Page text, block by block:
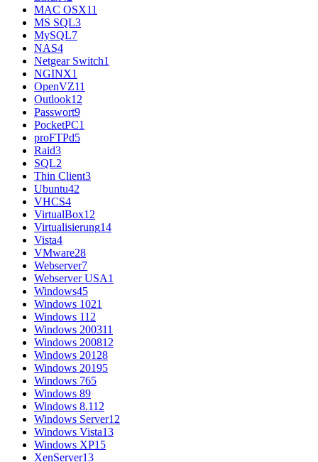
MAC OSX11
MS SQL3
MySQL7
NAS4
Netgear Switch1
NGINX1
OpenVZ11
Outlook12
Passwort9
PocketPC1
proFTPd5
Raid3
SQL2
Thin Client3
Ubuntu42
VHCS4
VirtualBox12
Virtualisierung14
Vista4
VMware28
Webserver7
Webserver USA1
Windows45
Windows 1021
Windows 11 2
Windows 200311
Windows 200812
Windows 20128
Windows 20195
Windows 765
Windows 89
Windows 8.112
Windows Server12
Windows Vista13
Windows XP15
XenServer13